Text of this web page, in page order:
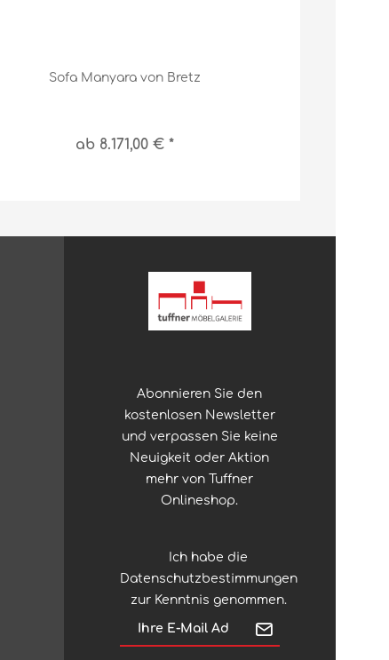
Sofa Manyara von Bretz
ab 8.171,00 € *
Abonnieren Sie den
kostenlosen Newsletter
und verpassen Sie keine
Neuigkeit oder Aktion
mehr von Tuffner
Onlineshop.
Ich habe die
Datenschutzbestimmungen
zur Kenntnis genommen.